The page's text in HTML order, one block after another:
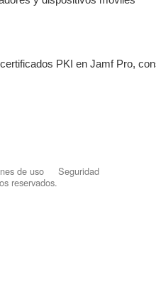
PKI en Jamf Pro,
de uso
Seguridad
reservados.